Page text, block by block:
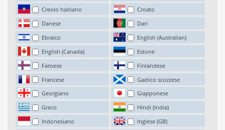
Creolo haitiano
Croato
Danese
Dari
Ebraico
English (Australian)
English (Canada)
Estone
Faroese
Finlandese
Francese
Gaelico scozzese
Georgiano
Giapponese
Greco
Hindi (India)
Indonesiano
Inglese (GB)